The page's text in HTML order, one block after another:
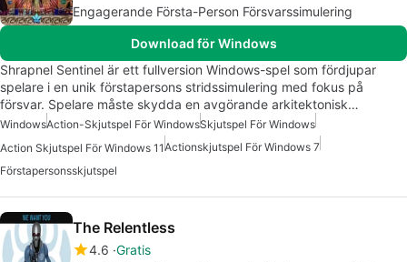
Engagerande Första-Person Försvarssimulering
Download för Windows
Shrapnel Sentinel är ett fullversion Windows-spel som fördjupar
spelare i en unik förstapersons stridssimulering med fokus på
försvar. Spelare måste skydda en avgörande arkitektonisk…
WindowsAction-Skjutspel För WindowsSkjutspel För Windows
Action Skjutspel För Windows 11Actionskjutspel För Windows 7
Förstapersonsskjutspel
The Relentless
4.6 Gratis